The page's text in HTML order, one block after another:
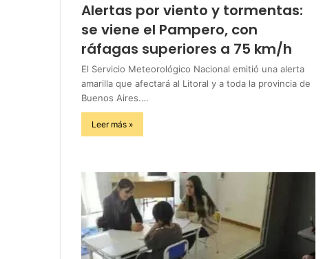
Alertas por viento y tormentas:
se viene el Pampero, con
ráfagas superiores a 75 km/h
El Servicio Meteorológico Nacional emitió una alerta
amarilla que afectará al Litoral y a toda la provincia de
Buenos Aires.…
Leer más »